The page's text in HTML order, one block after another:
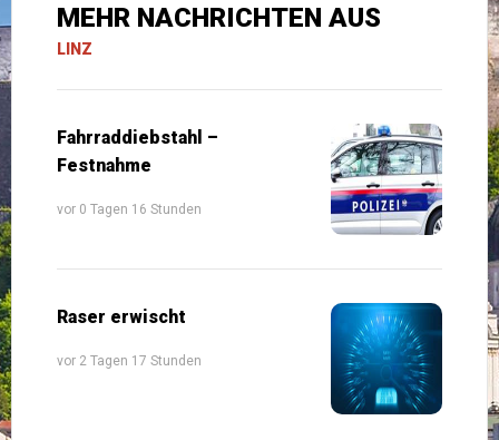
MEHR NACHRICHTEN AUS
LINZ
Fahrraddiebstahl –
Festnahme
vor 0 Tagen 16 Stunden
Raser erwischt
vor 2 Tagen 17 Stunden